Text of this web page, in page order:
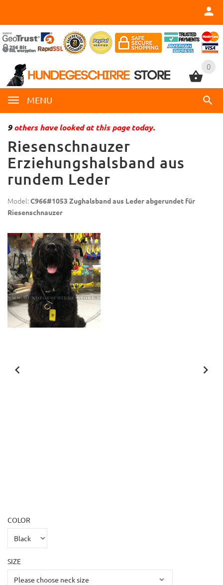
0
MENU
0
9others have looked at this page today.
Riesenschnauzer
Erziehungshalsband aus
rundem Leder
Model:C966#1053 Zughalsband aus Leder abgerundet für
Riesenschnauzer
COLOR
SIZE